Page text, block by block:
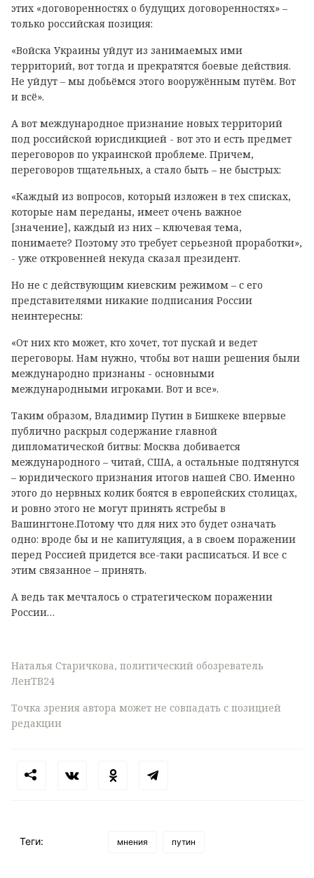
этих «договоренностях о будущих договоренностях» –
только российская позиция:
«Войска Украины уйдут из занимаемых ими
территорий, вот тогда и прекратятся боевые действия.
Не уйдут ‒ мы добьёмся этого вооружённым путём. Вот
и всё».
А вот международное признание новых территорий
под российской юрисдикцией - вот это и есть предмет
переговоров по украинской проблеме. Причем,
переговоров тщательных, а стало быть – не быстрых:
«Каждый из вопросов, который изложен в тех списках,
которые нам переданы, имеет очень важное
[значение], каждый из них – ключевая тема,
понимаете? Поэтому это требует серьезной проработки»,
- уже откровенней некуда сказал президент.
Но не с действующим киевским режимом – с его
представителями никакие подписания России
неинтересны:
«От них кто может, кто хочет, тот пускай и ведет
переговоры. Нам нужно, чтобы вот наши решения были
международно признаны - основными
международными игроками. Вот и все».
Таким образом, Владимир Путин в Бишкеке впервые
публично раскрыл содержание главной
дипломатической битвы: Москва добивается
международного – читай, США, а остальные подтянутся
– юридического признания итогов нашей СВО. Именно
этого до нервных колик боятся в европейских столицах,
и ровно этого не могут принять ястребы в
Вашингтоне.Потому что для них это будет означать
одно: вроде бы и не капитуляция, а в своем поражении
перед Россией придется все-таки расписаться. И все с
этим связанное – принять.
А ведь так мечталось о стратегическом поражении
России…
Наталья Старичкова, политический обозреватель
ЛенТВ24
Точка зрения автора может не совпадать с позицией
редакции
Теги: мнения путин